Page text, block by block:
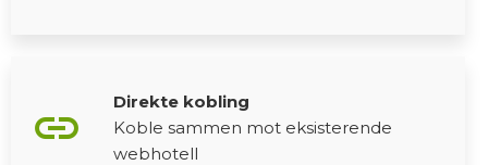
link
Direkte kobling
Koble sammen mot eksisterende
webhotell